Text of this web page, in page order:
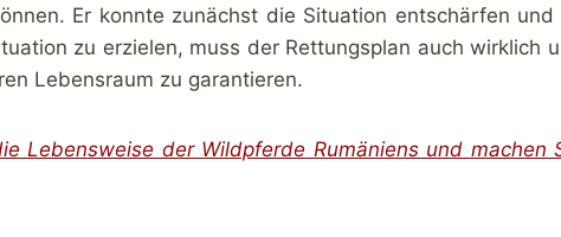
Er konnte zunächst die Situation entschärfen und
zu erzielen, muss der Rettungsplan auch wirklich
Lebensraum zu garantieren.
Lebensweise der Wildpferde Rumäniens und machen